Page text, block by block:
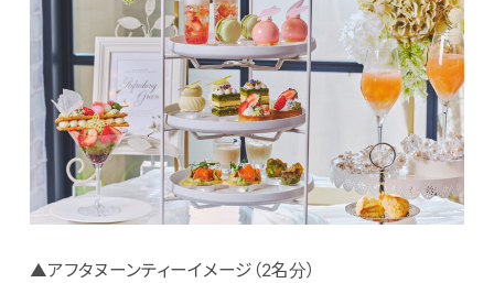
▲アフタヌーンティーイメージ（2名分）